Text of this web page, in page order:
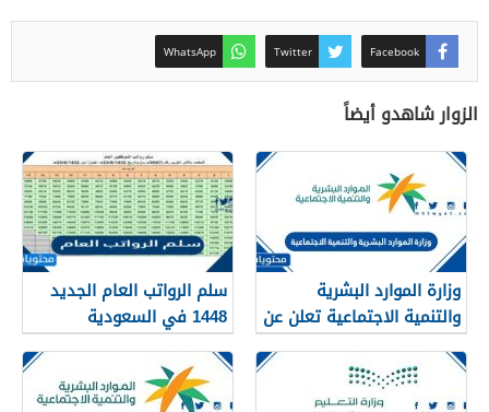
Facebook
Twitter
WhatsApp
الزوار شاهدو أيضاً
وزارة الموارد البشرية
والتنمية الاجتماعية تعلن عن
تفعيل نظام الضمان
الاجتماعي المطور والجديد
1448
سلم الرواتب العام الجديد
1448 في السعودية